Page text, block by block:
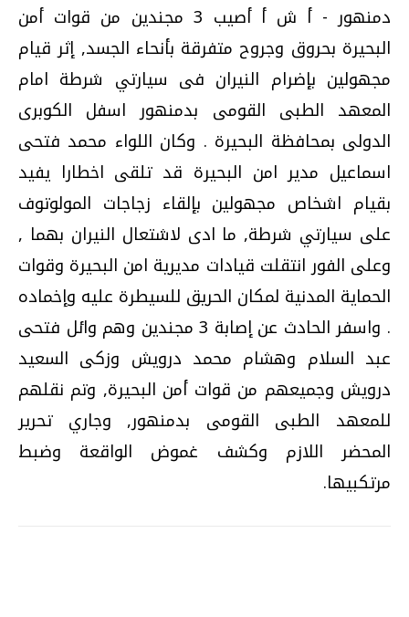
دمنهور - أ ش أ أصيب 3 مجندين من قوات أمن
البحيرة بحروق وجروح متفرقة بأنحاء الجسد, إثر قيام
مجهولين بإضرام النيران فى سيارتي شرطة امام
المعهد الطبى القومى بدمنهور اسفل الكوبرى
الدولى بمحافظة البحيرة . وكان اللواء محمد فتحى
اسماعيل مدير امن البحيرة قد تلقى اخطارا يفيد
بقيام اشخاص مجهولين بإلقاء زجاجات المولوتوف
على سيارتي شرطة, ما ادى لاشتعال النيران بهما ,
وعلى الفور انتقلت قيادات مديرية امن البحيرة وقوات
الحماية المدنية لمكان الحريق للسيطرة عليه وإخماده
. واسفر الحادث عن إصابة 3 مجندين وهم وائل فتحى
عبد السلام وهشام محمد درويش وزكى السعيد
درويش وجميعهم من قوات أمن البحيرة, وتم نقلهم
للمعهد الطبى القومى بدمنهور, وجاري تحرير
المحضر اللازم وكشف غموض الواقعة وضبط
مرتكبيها.